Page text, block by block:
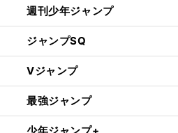
週刊少年ジャンプ
ジャンプSQ
Vジャンプ
最強ジャンプ